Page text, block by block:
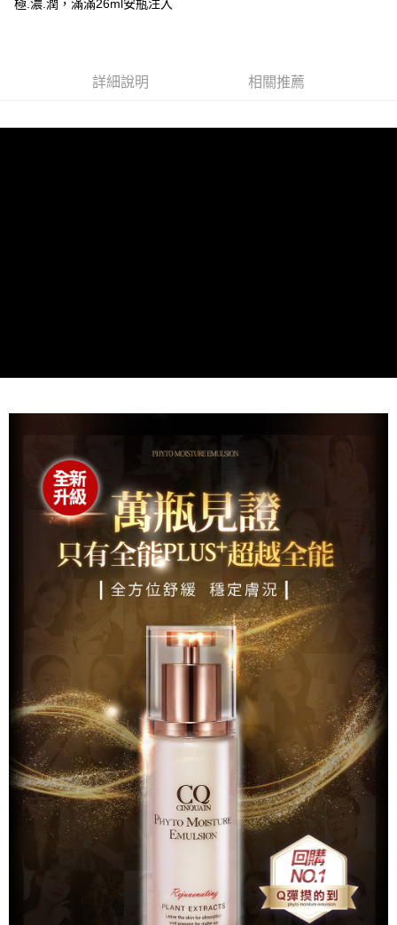
極.濃.潤，滿滿26ml安瓶注入
詳細說明 相關推薦